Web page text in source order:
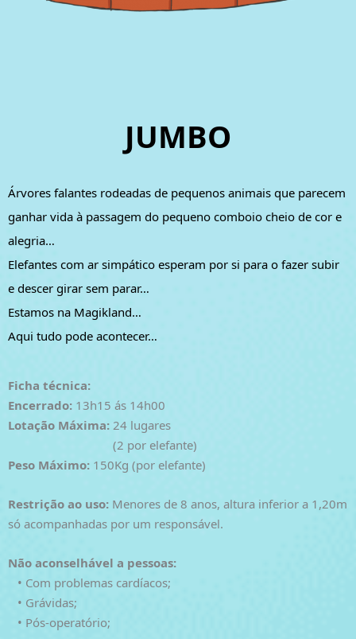
JUMBO
Árvores falantes rodeadas de pequenos animais que parecem
ganhar vida à passagem do pequeno comboio cheio de cor e
alegria…
Elefantes com ar simpático esperam por si para o fazer subir
e descer girar sem parar…
Estamos na Magikland…
Aqui tudo pode acontecer…
Ficha técnica:
Encerrado: 13h15 ás 14h00
Lotação Máxima: 24 lugares
(2 por elefante)
Peso Máximo: 150Kg (por elefante)
Restrição ao uso: Menores de 8 anos, altura inferior a 1,20m
só acompanhadas por um responsável.
Não aconselhável a pessoas:
• Com problemas cardíacos;
• Grávidas;
• Pós-operatório;